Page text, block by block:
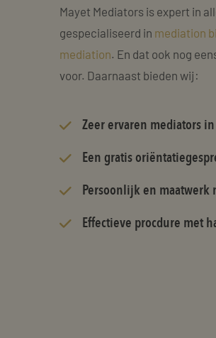
Mayet Mediators is expert in
gespecialiseerd in mediation
mediation. En dat ook nog
voor. Daarnaast bieden wij:
Zeerervaren mediatorsin
Een gratis
Persoonlijk en maatwerk
Effectieve procdure met